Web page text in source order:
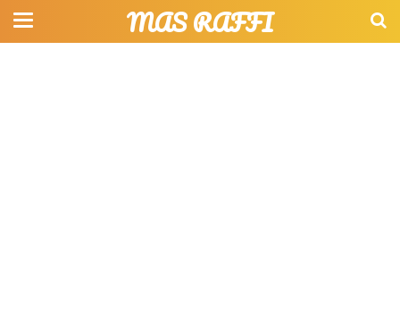
MAS RAFFI